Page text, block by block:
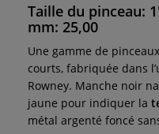
Taille du pinceau:
mm: 25,00
Une gamme de
courts, fabriquée dans
Rowney. Manche noir
jaune pour indiquer la
métal argenté foncé